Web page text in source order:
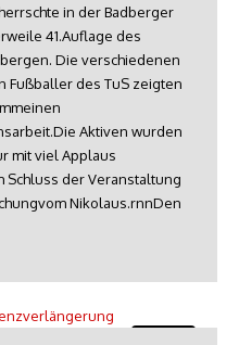
in der Badberger
41.Auflage des
Die verschiedenen
des TuS zeigten
Aktiven wurden
mit viel Applaus
Schluss der Veranstaltung
Nikolaus.rnnDen